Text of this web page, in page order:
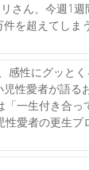
さん、今週1週
件を超えてしま
感性にグッと
性愛者が語る
「一生付き合っ
愛者の更生プ